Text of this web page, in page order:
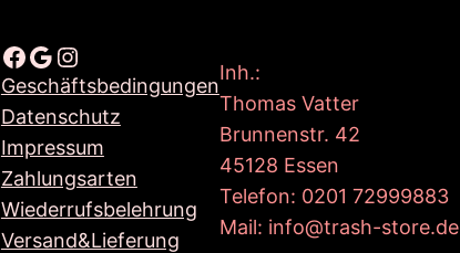
Facebook Google Instagram
Geschäftsbedingungen
Datenschutz
Impressum
Zahlungsarten
Wiederrufsbelehrung
Versand&Lieferung
Inh.:
Thomas Vatter
Brunnenstr. 42
45128 Essen
Telefon: 0201 72999883
Mail: info@trash-store.de